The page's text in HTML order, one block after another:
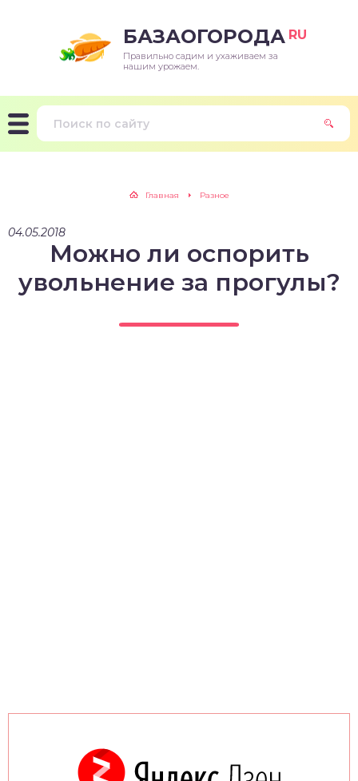
БАЗАОГОРОДА RU
Правильно садим и ухаживаем за
нашим урожаем.
Главная Разное
04.05.2018
Можно ли оспорить
увольнение за прогулы?